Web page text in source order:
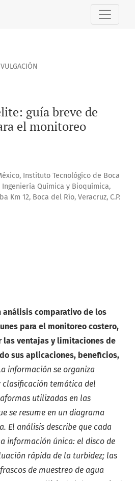
breve de instrumentos para el
guía breve de
el monitoreo
Instituto Tecnológico de Boca
Química y Bioquímica,
Km 12, Boca del Río, Veracruz, C.P.
análisis comparativo de los
para el monitoreo costero,
las ventajas y limitaciones de
sus aplicaciones, beneficios,
información se organiza
clasificación temática del
utilizadas en las
se resume en un diagrama
El análisis describe que cada
información única: el disco de
rápida de la turbidez; las
de muestreo de agua